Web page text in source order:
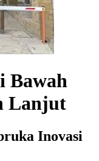
Bawah
Lanjut
Inovasi